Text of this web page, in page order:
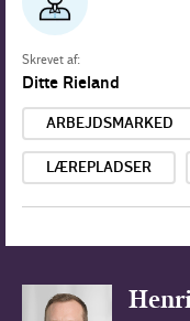
Skrevet af:
Ditte Rieland
ARBEJDSMARKED
LÆREPLADSER